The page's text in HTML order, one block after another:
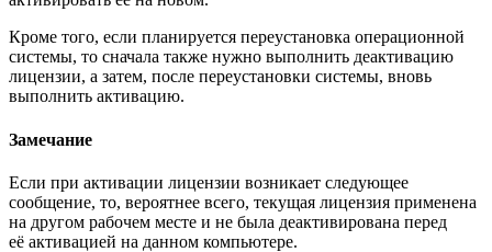
Кроме того, если планируется переустановка операционной
системы, то сначала также нужно выполнить деактивацию
лицензии, а затем, после переустановки системы, вновь
выполнить активацию.
Замечание
Если при активации лицензии возникает следующее
сообщение, то, вероятнее всего, текущая лицензия применена
на другом рабочем месте и не была деактивирована перед
её активацией на данном компьютере.